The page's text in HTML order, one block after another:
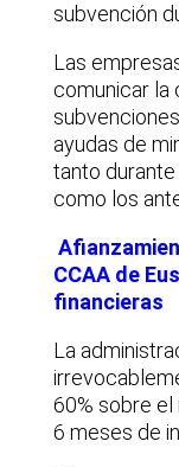
subvención
Las
comunicar la
ayudas de
tanto
como los
CCAA de
financieras
La
60% sobre el
6 meses de